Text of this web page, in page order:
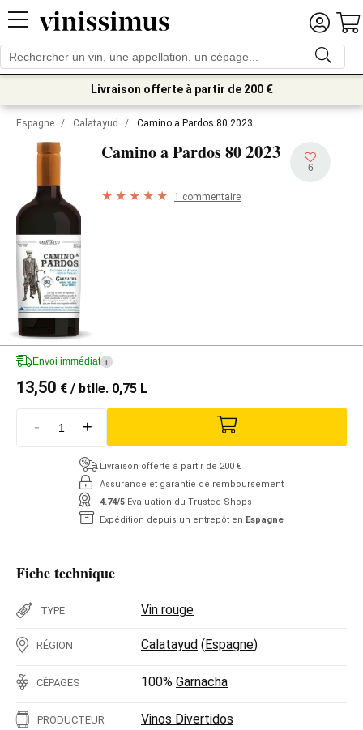
Livraison offerte à partir de 200 €
Espagne / Calatayud / Camino a Pardos 80 2023
Camino a Pardos 802023
6
1 commentaire
Envoi immédiat i
13,50 € / btlle. 0,75 L
- +
Livraison offerte à partir de 200 €
Assurance et garantie de remboursement
4.74/5 Évaluation du Trusted Shops
Expédition depuis un entrepôt en Espagne
Fiche technique
TYPE Vin rouge
RÉGION Calatayud (Espagne)
CÉPAGES 100% Garnacha
PRODUCTEUR Vinos Divertidos